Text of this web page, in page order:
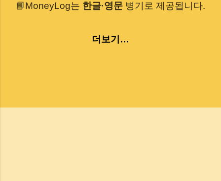
📘MoneyLog는 한글·영문 병기로 제공됩니다.
더보기…